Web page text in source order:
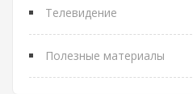
Телевидение
Полезные материалы